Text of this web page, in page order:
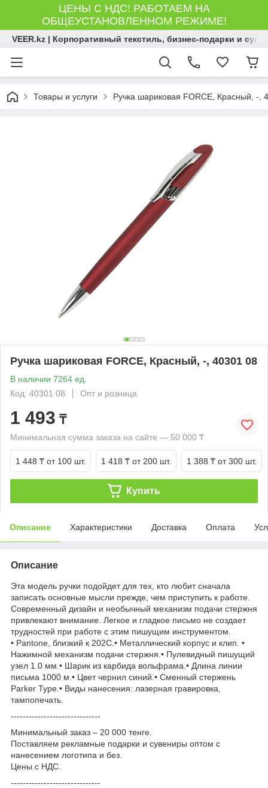
ЦЕНЫ С НДС! РАБОТАЕМ НА
ОБЩЕУСТАНОВЛЕННОМ РЕЖИМЕ!
VEER.kz | Корпоративный текстиль, бизнес-подарки и
Товары и услуги Ручка шариковая FORCE, Красный, -,
Ручка шариковая FORCE, Красный, -, 40301 08
В наличии 7264 ед.
Код: 40301 08
Опт и розница
1 493 ₸
Минимальная сумма заказа на сайте — 50 000 ₸
1 448 ₸ от 100 шт. 1 418 ₸ от 200 шт. 1 388 ₸ от 300 шт.
Купить
Описание Характеристики Доставка Оплата
Описание
Эта модель ручки подойдет для тех, кто любит сначала
записать основные мысли прежде, чем приступить к работе.
Современный дизайн и необычный механизм подачи стержня
привлекают внимание. Легкое и гладкое письмо не создает
трудностей при работе с этим пишущим инструментом.
• Pantone, близкий к 202С.• Металлический корпус и клип. •
Нажимной механизм подачи стержня.• Пулевидный пишущий
узел 1.0 мм.• Шарик из карбида вольфрама.• Длина линии
письма 1000 м.• Цвет чернил синий.• Сменный стержень
Parker Type.• Виды нанесения: лазерная гравировка,
тампопечать.
------------------------------
Минимальный заказ – 20 000 тенге.
Поставляем рекламные подарки и сувениры оптом с
нанесением логотипа и без.
Цены с НДС.
------------------------------